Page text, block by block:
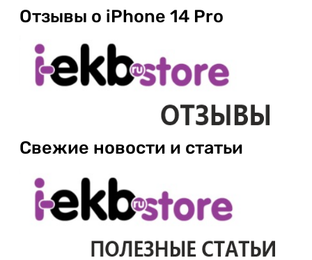
Отзывы о iPhone 14 Pro
Свежие новости и статьи